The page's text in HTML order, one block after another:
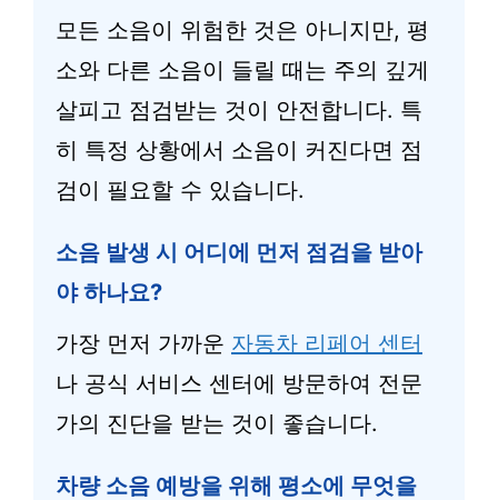
모든 소음이 위험한 것은 아니지만, 평
소와 다른 소음이 들릴 때는 주의 깊게
살피고 점검받는 것이 안전합니다. 특
히 특정 상황에서 소음이 커진다면 점
검이 필요할 수 있습니다.
소음 발생 시 어디에 먼저 점검을 받아
야 하나요?
가장 먼저 가까운 자동차 리페어 센터
나 공식 서비스 센터에 방문하여 전문
가의 진단을 받는 것이 좋습니다.
차량 소음 예방을 위해 평소에 무엇을